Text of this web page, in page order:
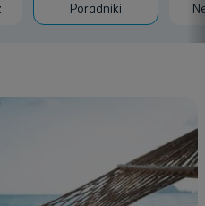
Poradniki